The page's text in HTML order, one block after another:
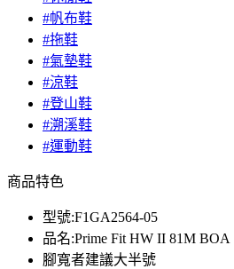
#帆布鞋
#拖鞋
#氣墊鞋
#涼鞋
#登山鞋
#溯溪鞋
#運動鞋
商品特色
型號:F1GA2564-05
品名:Prime Fit HW II 81M BOA
腳寬者建議大半號